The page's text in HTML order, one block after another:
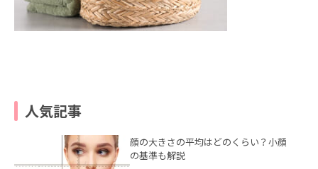
人気記事
顔の大きさの平均はどのくらい？小顔
の基準も解説